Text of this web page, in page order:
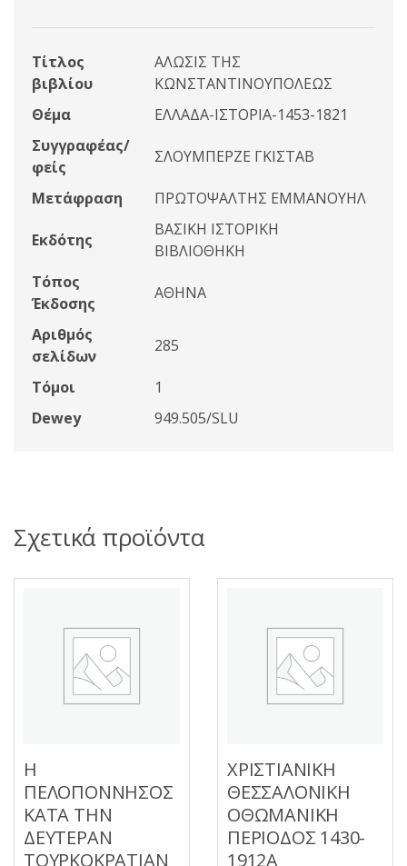
Τίτλος
βιβλίου
ΑΛΩΣΙΣ ΤΗΣ
ΚΩΝΣΤΑΝΤΙΝΟΥΠΟΛΕΩΣ
Θέμα
ΕΛΛΑΔΑ-ΙΣΤΟΡΙΑ-1453-1821
Συγγραφέας/
φείς
ΣΛΟΥΜΠΕΡΖΕ ΓΚΙΣΤΑΒ
Μετάφραση ΠΡΩΤΟΨΑΛΤΗΣ ΕΜΜΑΝΟΥΗΛ
Εκδότης
ΒΑΣΙΚΗ ΙΣΤΟΡΙΚΗ
ΒΙΒΛΙΟΘΗΚΗ
Τόπος
Έκδοσης
ΑΘΗΝΑ
Αριθμός
σελίδων
285
Τόμοι
1
Dewey
949.505/SLU
Σχετικά προϊόντα
Η
ΠΕΛΟΠΟΝΝΗΣΟΣ
ΚΑΤΑ ΤΗΝ
ΔΕΥΤΕΡΑΝ
ΤΟΥΡΚΟΚΡΑΤΙΑΝ
ΧΡΙΣΤΙΑΝΙΚΗ
ΘΕΣΣΑΛΟΝΙΚΗ
ΟΘΩΜΑΝΙΚΗ
ΠΕΡΙΟΔΟΣ 1430-
1912Α